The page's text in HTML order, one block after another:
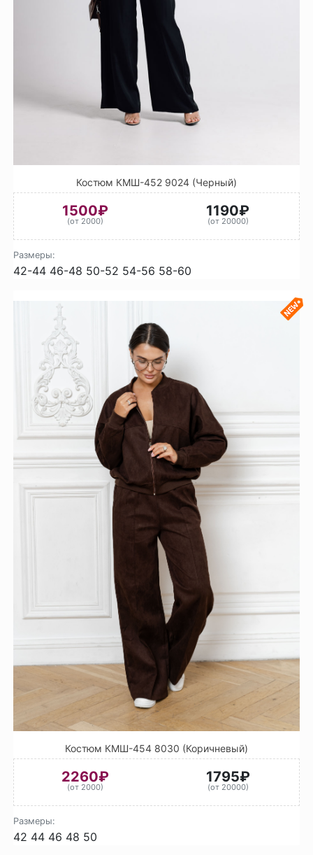
Костюм КМШ-452 9024 (Черный)
1500₽
(от 2000)
1190₽
(от 20000)
Размеры:
42-44 46-48 50-52 54-56 58-60
Костюм КМШ-454 8030 (Коричневый)
2260₽
(от 2000)
1795₽
(от 20000)
Размеры:
42 44 46 48 50